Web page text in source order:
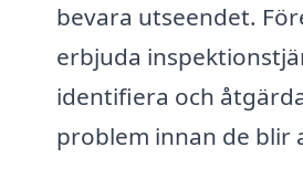
bevara utseendet.
erbjuda
identifiera och
problem innan de blir